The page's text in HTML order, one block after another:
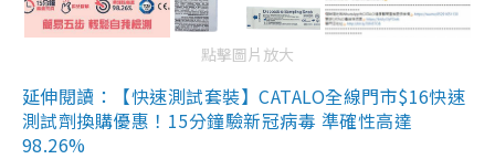
點擊圖片放大
延伸閱讀：【快速測試套裝】CATALO全線門市$16快速
測試劑換購優惠！15分鐘驗新冠病毒 準確性高達
98.26%